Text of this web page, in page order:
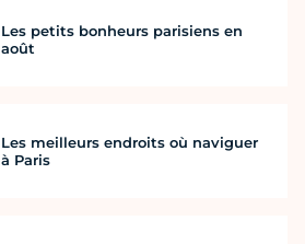
Les petits bonheurs parisiens en
août
Les meilleurs endroits où naviguer
à Paris